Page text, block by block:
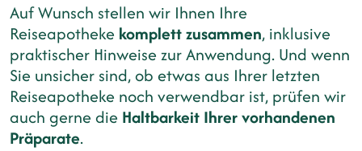
Auf Wunsch stellen wir Ihnen Ihre
Reiseapotheke komplett zusammen, inklusive
praktischer Hinweise zur Anwendung. Und wenn
Sie unsicher sind, ob etwas aus Ihrer letzten
Reiseapotheke noch verwendbar ist, prüfen wir
auch gerne die Haltbarkeit Ihrer vorhandenen
Präparate.